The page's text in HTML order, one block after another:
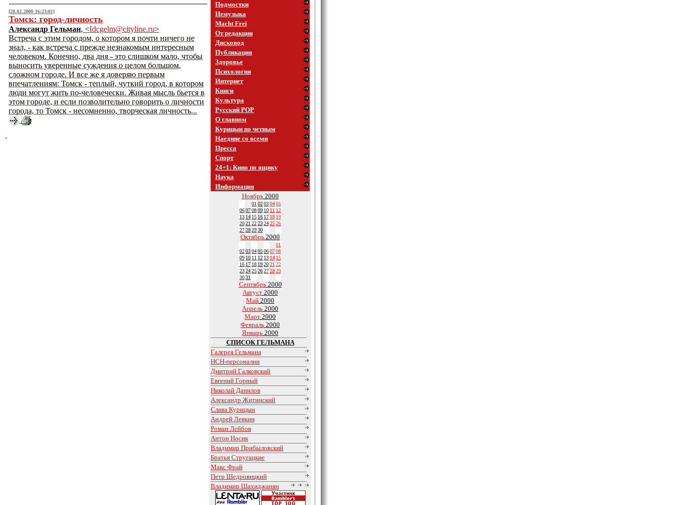
[28.02.2000 16:23:01]
Томск: город-личность
Александр Гельман, <Idcgelm@cityline.ru>
Встреча с этим городом, о котором я почти ничего не
знал, - как встреча с прежде незнакомым интересным
человеком. Конечно, два дня - это слишком мало, чтобы
выносить уверенные суждения о целом большом,
сложном городе. И все же я доверяю первым
впечатлениям: Томск - теплый, чуткий город, в котором
люди могут жить по-человечески. Живая мысль бьется в
этом городе, и если позволительно говорить о личности
города, то Томск - несомненно, творческая личность...
Подмостки
Немузыка
Macht Frei
От редакции
Дисковод
Публикация
Здоровье
Психология
Интернет
Книги
Культура
Русский POP
О главном
Курицын по четным
Наедине со всеми
Пресса
Спорт
24+1: Кино по ящику
Наука
Информация
Ноябрь2000
01 02030405
06070809 10 11 12
13 14 15 16 17 18 19
2021 2223242526
27282930
Октябрь 2000
01
02030405060708
09 10 11 12 13 14 15
16 17 18 192021 22
23242526272829
3031
Сентябрь2000
Август 2000
Май 2000
Апрель 2000
Март 2000
Февраль 2000
Январь 2000
СПИСОК ГЕЛЬМАНА
Галерея Гельмана
НСН-персоналии
Дмитрий Галковский
Евгений Горный
Николай Данилов
Александр Житинский
Слава Курицын
Андрей Левкин
Роман Лейбов
Антон Носик
Владимир Прибыловский
Братья Стругацкие
Макс Фрай
Петр Щедровицкий
Владимир Шахиджанян